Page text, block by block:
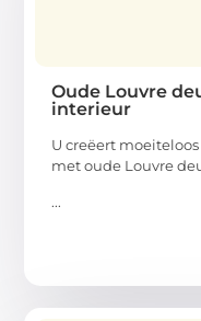
Oude Louvre
interieur
U creëert
met oude Louvre
...